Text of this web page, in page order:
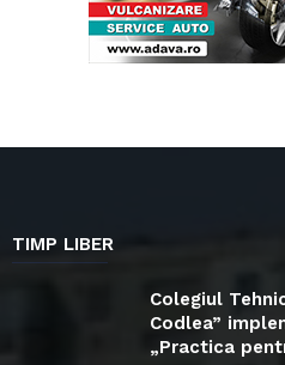
TIMP LIBER
Colegiul
Codlea”
„Practica